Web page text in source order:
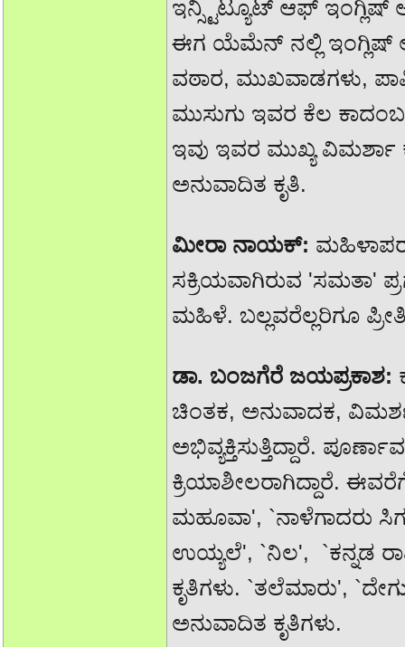
ಇನ್ಸ್ಟಿಟ್ಯೂಟ್ ಆಫ್ ಇಂಗ್ಲಿಷ್
ಈಗ ಯೆಮೆನ್ ನಲ್ಲಿ ಇಂಗ್ಲಿಷ್
ವಠಾರ, ಮುಖವಾಡಗಳು,
ಮುಸುಗು ಇವರ ಕೆಲ
ಇವು ಇವರ ಮುಖ್ಯ ವಿಮರ್ಶಾ
ಅನುವಾದಿತ ಕೃತಿ.
ಮೀರಾ ನಾಯಕ್: ಮಹಿಳಾಪರ
ಸಕ್ರಿಯವಾಗಿರುವ 'ಸಮತಾ'
ಮಹಿಳೆ. ಬಲ್ಲವರೆಲ್ಲರಿಗೂ
ಡಾ. ಬಂಜಗೆರೆ ಜಯಪ್ರಕಾಶ:
ಚಿಂತಕ, ಅನುವಾದಕ,
ಅಭಿವ್ಯಕ್ತಿಸುತ್ತಿದ್ದಾರೆ.
ಕ್ರಿಯಾಶೀಲರಾಗಿದ್ದಾರೆ. ಈವರೆಗೆ
ಮಹೂವಾ', `ನಾಳೆಗಾದರು
ಉಯ್ಯಲೆ', `ನಿಲ', `ಕನ್ನಡ
ಕೃತಿಗಳು. `ತಲೆಮಾರು',
ಅನುವಾದಿತ ಕೃತಿಗಳು.